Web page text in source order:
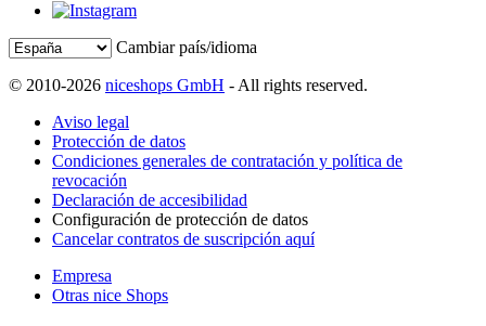
Cambiar país/idioma
© 2010-2026 niceshops GmbH - All rights reserved.
Aviso legal
Protección de datos
Condiciones generales de contratación y política de
revocación
Declaración de accesibilidad
Configuración de protección de datos
Cancelar contratos de suscripción aquí
Empresa
Otras nice Shops